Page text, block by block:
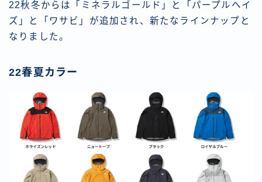
22秋冬からは「ミネラルゴールド」と「パープルヘイ
ズ」と「ワサビ」が追加され、新たなラインナップと
なりました。
22春夏カラー